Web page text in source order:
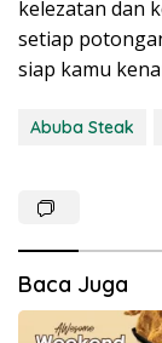
kelezatan dan
setiap
siap kamu
Abuba Steak
Baca Juga